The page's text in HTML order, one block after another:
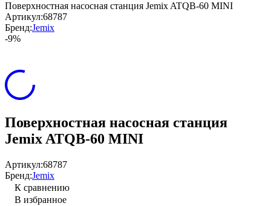
Поверхностная насосная станция Jemix ATQB-60 MINI
Артикул:68787
Бренд:Jemix
-9%
Поверхностная насосная станция
Jemix ATQB-60 MINI
Артикул:68787
Бренд:Jemix
К сравнению
В избранное